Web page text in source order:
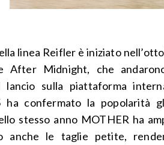
linea Reifler è iniziato
After Midnight, che
lancio sulla piattaforma
ha confermato la popolarità
stesso anno MOTHER ha
anche le taglie petite,